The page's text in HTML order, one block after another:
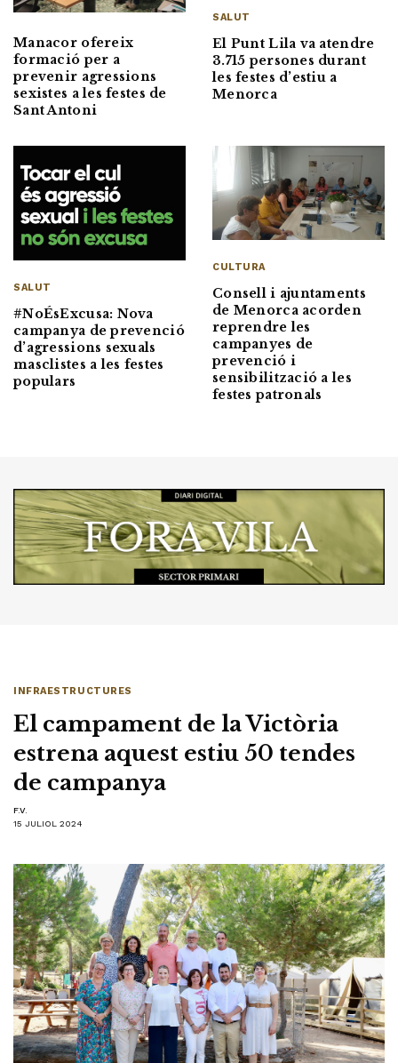
Manacor ofereix
formació per a
prevenir agressions
sexistes a les festes de
Sant Antoni
SALUT
El Punt Lila va atendre
3.715 persones durant
les festes d’estiu a
Menorca
SALUT
#NoÉsExcusa: Nova
campanya de prevenció
d’agressions sexuals
masclistes a les festes
populars
CULTURA
Consell i ajuntaments
de Menorca acorden
reprendre les
campanyes de
prevenció i
sensibilització a les
festes patronals
INFRAESTRUCTURES
El campament de la Victòria
estrena aquest estiu 50 tendes
de campanya
F.V.
15 JULIOL 2024